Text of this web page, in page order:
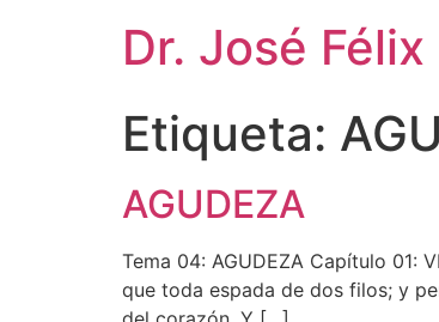
Dr. José Félix
Etiqueta:
AGUDEZA
Tema 04: AGUDEZA Capítulo 01:
que toda espada de dos filos; y